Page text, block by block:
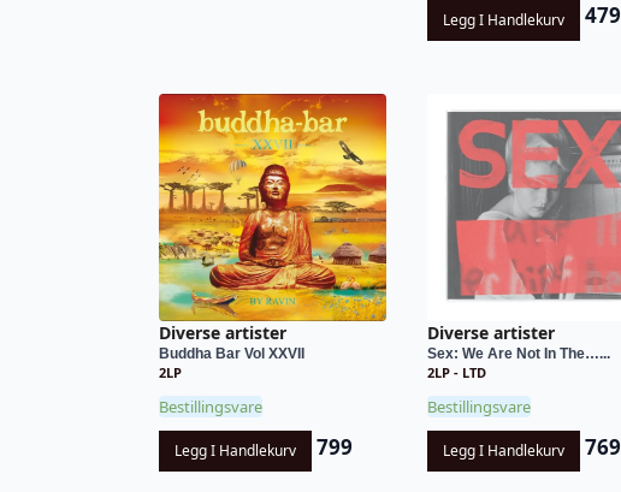
Legg I Handlekurv 479
Diverse artister
Buddha Bar Vol XXVII
2LP
Bestillingsvare
Legg I Handlekurv 799
Diverse artister
Sex: We Are Not In The…...
2LP - LTD
Bestillingsvare
Legg I Handlekurv 769